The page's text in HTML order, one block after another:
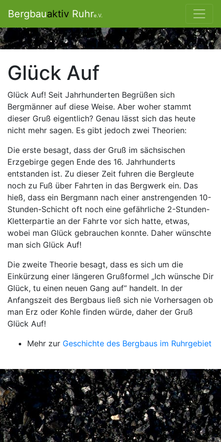
Bergbauaktiv Ruhre.V.
Glück Auf
Glück Auf! Seit Jahrhunderten Begrüßen sich
Bergmänner auf diese Weise. Aber woher stammt
dieser Gruß eigentlich? Genau lässt sich das heute
nicht mehr sagen. Es gibt jedoch zwei Theorien:
Die erste besagt, dass der Gruß im sächsischen
Erzgebirge gegen Ende des 16. Jahrhunderts
entstanden ist. Zu dieser Zeit fuhren die Bergleute
noch zu Fuß über Fahrten in das Bergwerk ein. Das
hieß, dass ein Bergmann nach einer anstrengenden 10-
Stunden-Schicht oft noch eine gefährliche 2-Stunden-
Kletterpartie an der Fahrte vor sich hatte, etwas,
wobei man Glück gebrauchen konnte. Daher wünschte
man sich Glück Auf!
Die zweite Theorie besagt, dass es sich um die
Einkürzung einer längeren Grußformel „Ich wünsche Dir
Glück, tu einen neuen Gang auf“ handelt. In der
Anfangszeit des Bergbaus ließ sich nie Vorhersagen ob
man Erz oder Kohle finden würde, daher der Gruß
Glück Auf!
Mehr zur Geschichte des Bergbaus im Ruhrgebiet